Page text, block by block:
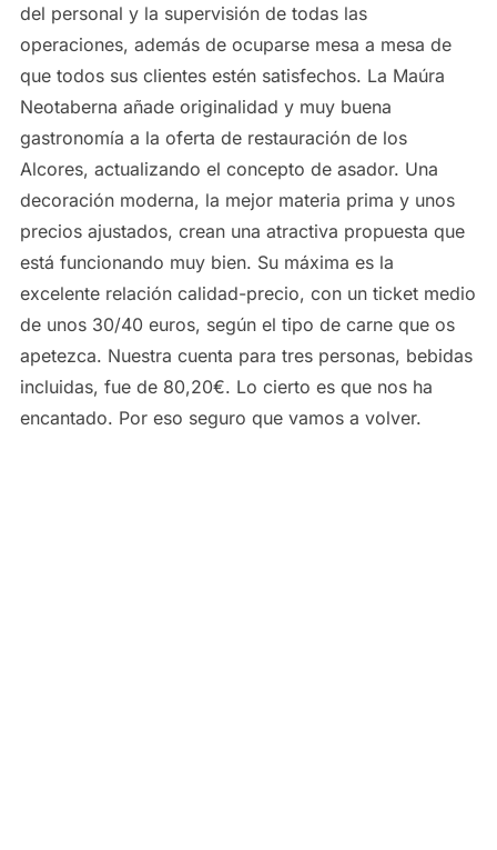
del personal y la supervisión de todas las
operaciones, además de ocuparse mesa a mesa de
que todos sus clientes estén satisfechos. La Maúra
Neotaberna añade originalidad y muy buena
gastronomía a la oferta de restauración de los
Alcores, actualizando el concepto de asador. Una
decoración moderna, la mejor materia prima y unos
precios ajustados, crean una atractiva propuesta que
está funcionando muy bien. Su máxima es la
excelente relación calidad-precio, con un ticket medio
de unos 30/40 euros, según el tipo de carne que os
apetezca. Nuestra cuenta para tres personas, bebidas
incluidas, fue de 80,20€. Lo cierto es que nos ha
encantado. Por eso seguro que vamos a volver.